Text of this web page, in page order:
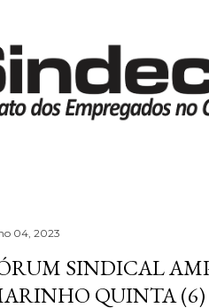
04, 2023
SINDICAL
QUINTA (6)